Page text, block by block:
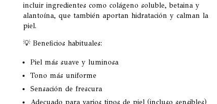
incluir ingredientes como colágeno soluble, betaina y
alantoína, que también aportan hidratación y calman la
piel.
💡 Beneficios habituales:
Piel más suave y luminosa
Tono más uniforme
Sensación de frescura
Adecuado para varios tipos de piel (incluso sensibles)